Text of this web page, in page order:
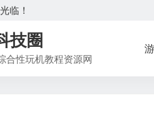
临！
技圈
合性玩机教程资源网